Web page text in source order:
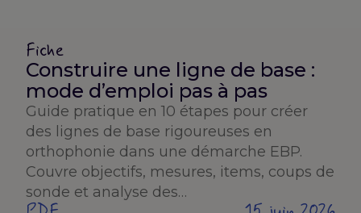
Fiche
Construire une ligne de base :
mode d’emploi pas à pas
Guide pratique en 10 étapes pour créer
des lignes de base rigoureuses en
orthophonie dans une démarche EBP.
Couvre objectifs, mesures, items, coups de
sonde et analyse des…